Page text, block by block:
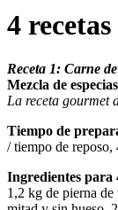
4
Receta 1: Carne
Mezcla de
La receta gourmet
Tiempo de
/ tiempo de reposo,
Ingredientes para
1,2 kg de pierna de